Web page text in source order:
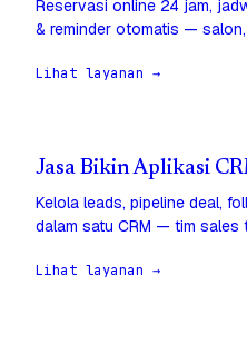
Reservasi online 24 jam,
& reminder otomatis —
Lihat layanan →
Jasa Bikin Aplikasi
Kelola leads, pipeline deal,
dalam satu CRM — tim sales
Lihat layanan →